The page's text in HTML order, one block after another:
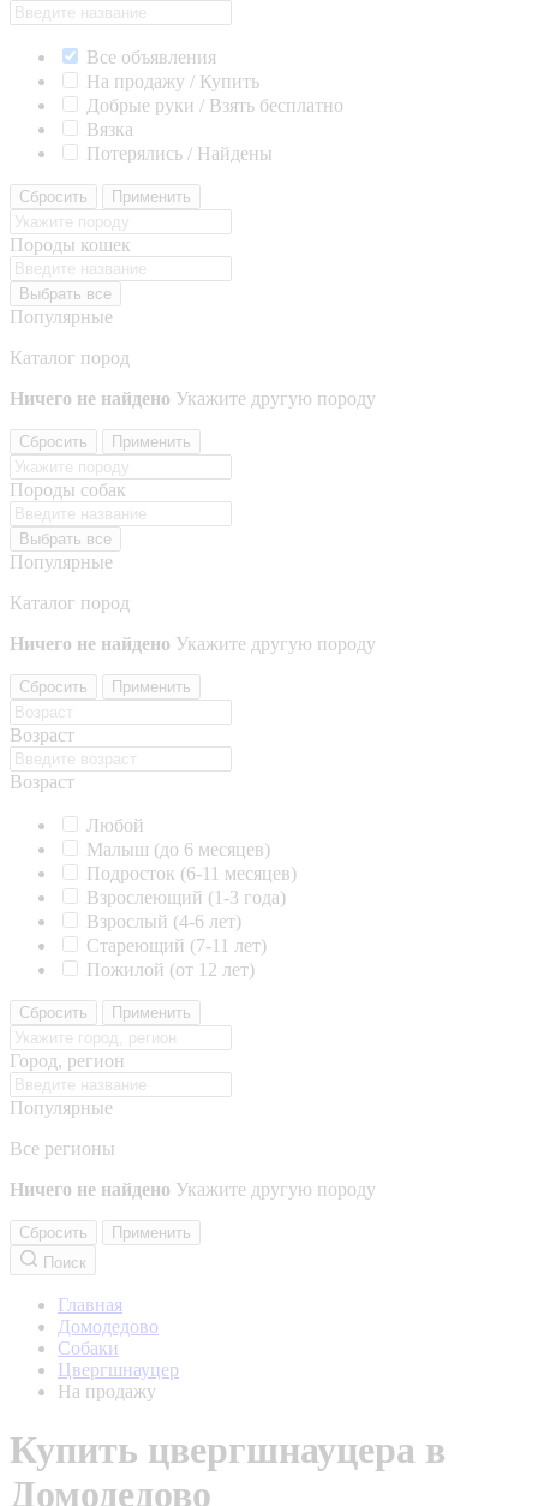
Все объявления
На продажу / Купить
Добрые руки / Взять бесплатно
Вязка
Потерялись / Найдены
Сбросить Применить
Породы кошек
Выбрать все
Популярные
Каталог пород
Ничего не найдено Укажите другую породу
Сбросить Применить
Породы собак
Выбрать все
Популярные
Каталог пород
Ничего не найдено Укажите другую породу
Сбросить Применить
Возраст
Возраст
Любой
Малыш (до 6 месяцев)
Подросток (6-11 месяцев)
Взрослеющий (1-3 года)
Взрослый (4-6 лет)
Стареющий (7-11 лет)
Пожилой (от 12 лет)
Сбросить Применить
Город, регион
Популярные
Все регионы
Ничего не найдено Укажите другую породу
Сбросить
Применить
Поиск
Главная
Домодедово
Собаки
Цвергшнауцер
На продажу
Купить цвергшнауцера в
Домодедово